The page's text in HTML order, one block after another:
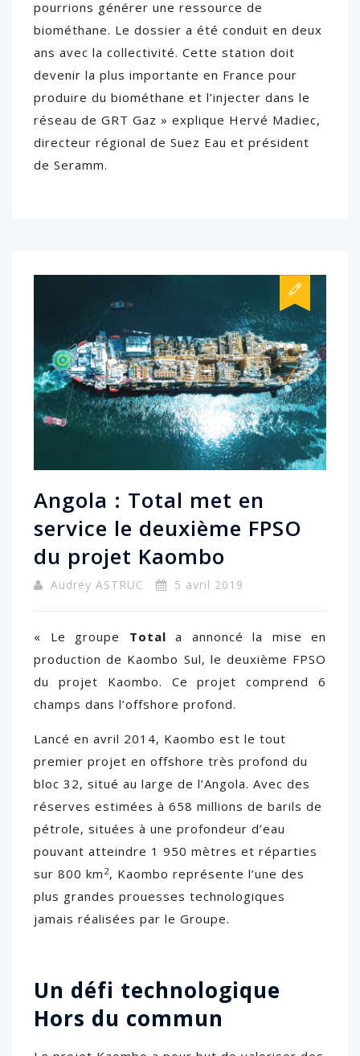
pourrions générer une ressource de
biométhane. Le dossier a été conduit en deux
ans avec la collectivité. Cette station doit
devenir la plus importante en France pour
produire du biométhane et l’injecter dans le
réseau de GRT Gaz » explique Hervé Madiec,
directeur régional de Suez Eau et président
de Seramm.
Angola : Total met en
service le deuxième FPSO
du projet Kaombo
Audrey ASTRUC 5 avril 2019
« Le groupe Total a annoncé la mise en
production de Kaombo Sul, le deuxième FPSO
du projet Kaombo. Ce projet comprend 6
champs dans l’offshore profond.
Lancé en avril 2014, Kaombo est le tout
premier projet en offshore très profond du
bloc 32, situé au large de l’Angola. Avec des
réserves estimées à 658 millions de barils de
pétrole, situées à une profondeur d’eau
pouvant atteindre 1 950 mètres et réparties
sur 800 km 2, Kaombo représente l’une des
plus grandes prouesses technologiques
jamais réalisées par le Groupe.
Un défi technologique
Hors du commun